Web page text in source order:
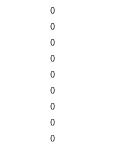
0
0
0
0
0
0
0
0
0